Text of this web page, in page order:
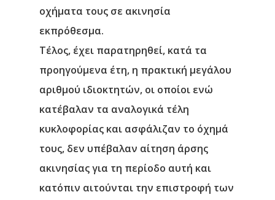
οχήματα τους σε ακινησία
εκπρόθεσμα.
Τέλος, έχει παρατηρηθεί, κατά τα
προηγούμενα έτη, η πρακτική μεγάλου
αριθμού ιδιοκτητών, οι οποίοι ενώ
κατέβαλαν τα αναλογικά τέλη
κυκλοφορίας και ασφάλιζαν το όχημά
τους, δεν υπέβαλαν αίτηση άρσης
ακινησίας για τη περίοδο αυτή και
κατόπιν αιτούνται την επιστροφή των